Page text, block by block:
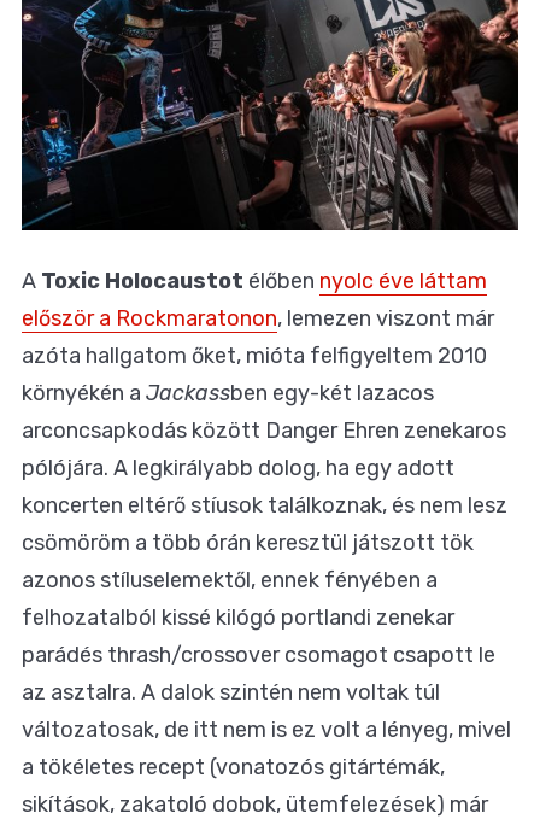
A Toxic Holocaustot élőben nyolc éve láttam
először a Rockmaratonon, lemezen viszont már
azóta hallgatom őket, mióta felfigyeltem 2010
környékén a Jackassben egy-két lazacos
arconcsapkodás között Danger Ehren zenekaros
pólójára. A legkirályabb dolog, ha egy adott
koncerten eltérő stíusok találkoznak, és nem lesz
csömöröm a több órán keresztül játszott tök
azonos stíluselemektől, ennek fényében a
felhozatalból kissé kilógó portlandi zenekar
parádés thrash/crossover csomagot csapott le
az asztalra. A dalok szintén nem voltak túl
változatosak, de itt nem is ez volt a lényeg, mivel
a tökéletes recept (vonatozós gitártémák,
sikítások, zakatoló dobok, ütemfelezések) már